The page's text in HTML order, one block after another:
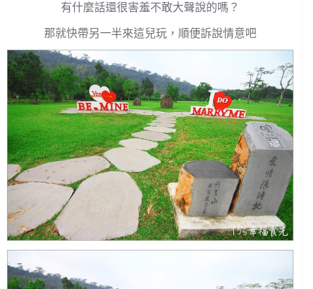
有什麼話還很害羞不敢大聲說的嗎？
那就快帶另一半來這兒玩，順便訴說情意吧